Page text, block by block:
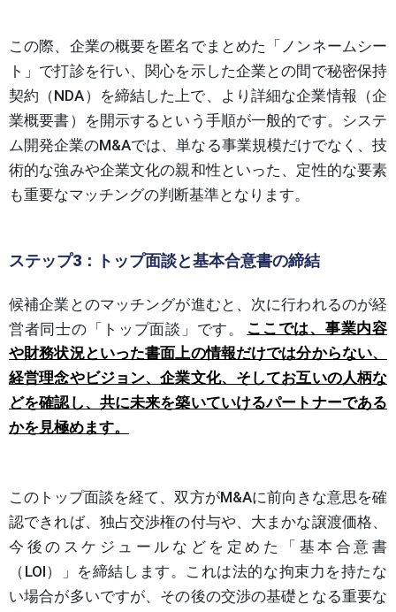
この際、企業の概要を匿名でまとめた「ノンネームシー
ト」で打診を行い、関心を示した企業との間で秘密保持
契約（NDA）を締結した上で、より詳細な企業情報（企
業概要書）を開示するという手順が一般的です。システ
ム開発企業のM&Aでは、単なる事業規模だけでなく、技
術的な強みや企業文化の親和性といった、定性的な要素
も重要なマッチングの判断基準となります。
ステップ3：トップ面談と基本合意書の締結
候補企業とのマッチングが進むと、次に行われるのが経
営者同士の「トップ面談」です。
ここでは、事業内容
や財務状況といった書面上の情報だけでは分からない、
経営理念やビジョン、企業文化、そしてお互いの人柄な
どを確認し、共に未来を築いていけるパートナーである
かを見極めます。
このトップ面談を経て、双方がM&Aに前向きな意思を確
認できれば、独占交渉権の付与や、大まかな譲渡価格、
今後のスケジュールなどを定めた「基本合意書
（LOI）」を締結します。これは法的な拘束力を持たな
い場合が多いですが、その後の交渉の基礎となる重要な